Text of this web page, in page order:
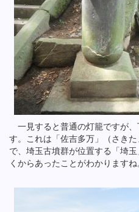
一見すると普通の灯籠ですが、
す。これは「佐吉多万」（さき
で、埼玉古墳群が位置する「埼
くからあったことがわかりますね